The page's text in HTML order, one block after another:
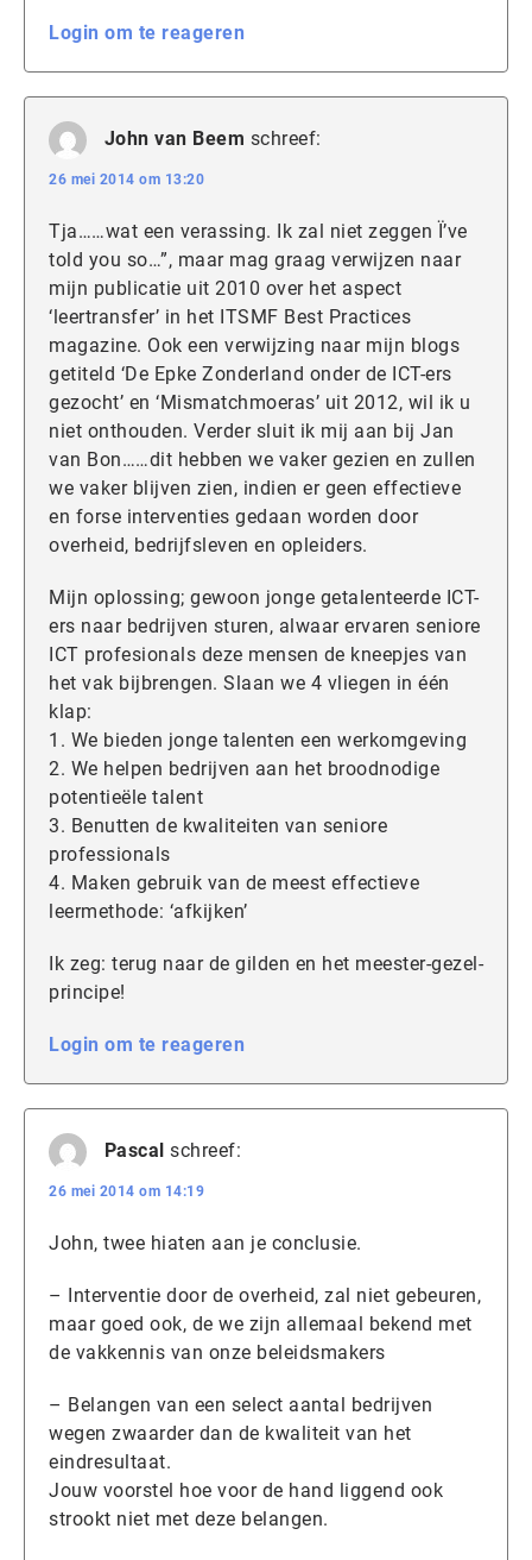
Login om te reageren
John van Beem schreef:
26 mei 2014 om 13:20
Tja……wat een verassing. Ik zal niet zeggen Ï’ve
told you so…”, maar mag graag verwijzen naar
mijn publicatie uit 2010 over het aspect
‘leertransfer’ in het ITSMF Best Practices
magazine. Ook een verwijzing naar mijn blogs
getiteld ‘De Epke Zonderland onder de ICT-ers
gezocht’ en ‘Mismatchmoeras’ uit 2012, wil ik u
niet onthouden. Verder sluit ik mij aan bij Jan
van Bon……dit hebben we vaker gezien en zullen
we vaker blijven zien, indien er geen effectieve
en forse interventies gedaan worden door
overheid, bedrijfsleven en opleiders.
Mijn oplossing; gewoon jonge getalenteerde ICT-
ers naar bedrijven sturen, alwaar ervaren seniore
ICT profesionals deze mensen de kneepjes van
het vak bijbrengen. Slaan we 4 vliegen in één
klap:
1. We bieden jonge talenten een werkomgeving
2. We helpen bedrijven aan het broodnodige
potentieële talent
3. Benutten de kwaliteiten van seniore
professionals
4. Maken gebruik van de meest effectieve
leermethode: ‘afkijken’
Ik zeg: terug naar de gilden en het meester-gezel-
principe!
Login om te reageren
Pascal schreef:
26 mei 2014 om 14:19
John, twee hiaten aan je conclusie.
– Interventie door de overheid, zal niet gebeuren,
maar goed ook, de we zijn allemaal bekend met
de vakkennis van onze beleidsmakers
– Belangen van een select aantal bedrijven
wegen zwaarder dan de kwaliteit van het
eindresultaat.
Jouw voorstel hoe voor de hand liggend ook
strookt niet met deze belangen.